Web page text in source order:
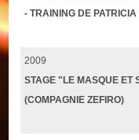
- TRAINING DE PATRICIA
2009
STAGE "LE MASQUE ET
(COMPAGNIE ZEFIRO)